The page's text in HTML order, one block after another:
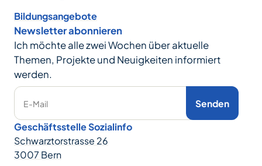
Bildungsangebote
Newsletter abonnieren
Ich möchte alle zwei Wochen über aktuelle
Themen, Projekte und Neuigkeiten informiert
werden.
E-Mail Senden
Geschäftsstelle Sozialinfo
Schwarztorstrasse 26
3007 Bern